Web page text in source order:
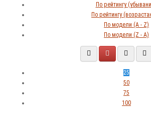
По рейтингу
По рейтингу
По модели (A - Z)
По модели (Z - A)
25
50
75
100